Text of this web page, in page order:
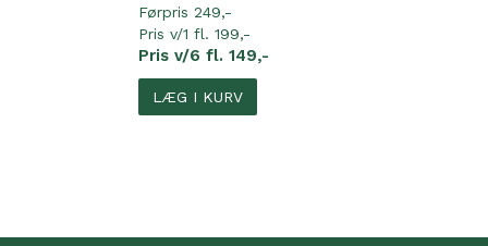
Førpris 249,-
Pris v/1 fl. 199,-
Pris v/6 fl. 149,-
LÆG I KURV